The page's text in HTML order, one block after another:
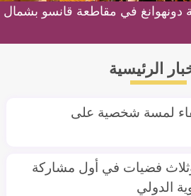
دونهوانغ في مقاطعة قانسو بشمال
الرئيسية
لمسة شخصية على
فضيات في أول مشاركة
الدولي